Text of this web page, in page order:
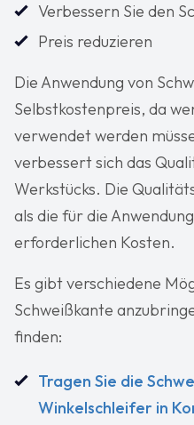
Verbessern Sie den
Preis reduzieren
Die Anwendung von
Selbstkostenpreis, da
verwendet werden
verbessert sich das
Werkstücks. Die
als die für die
erforderlichen Kosten.
Es gibt verschiedene
Schweißkante
finden:
Tragen Sie die
Winkelschleifer in